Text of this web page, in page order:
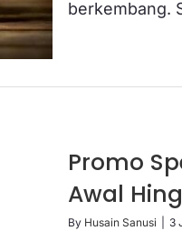
berkembang.
Promo
Awal
By Husain Sanusi 3